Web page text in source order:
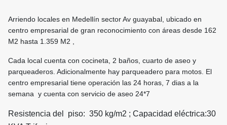
Arriendo locales en Medellín sector Av guayabal, ubicado en
centro empresarial de gran reconocimiento con áreas desde 162
M2 hasta 1.359 M2 ,
Cada local cuenta con cocineta, 2 baños, cuarto de aseo y
parqueaderos. Adicionalmente hay parqueadero para motos. El
centro empresarial tiene operación las 24 horas, 7 dias a la
semana y cuenta con servicio de aseo 24*7
Resistencia del piso: 350 kg/m2 ; Capacidad eléctrica:30